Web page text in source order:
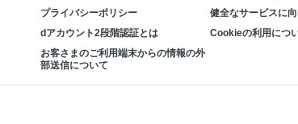
プライバシーポリシー
健全なサービスに
dアカウント2段階認証とは
Cookieの利用につ
お客さまのご利用端末からの情報の外
部送信について